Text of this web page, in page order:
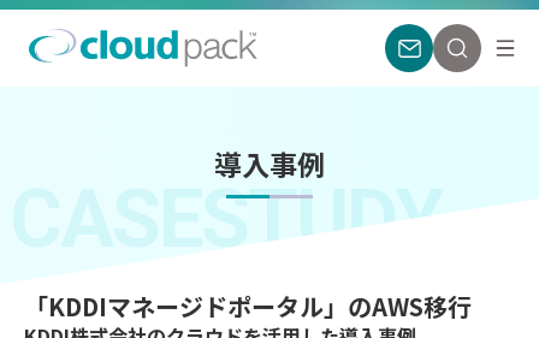
導入事例
CASESTUDY
「KDDIマネージドポータル」のAWS移行